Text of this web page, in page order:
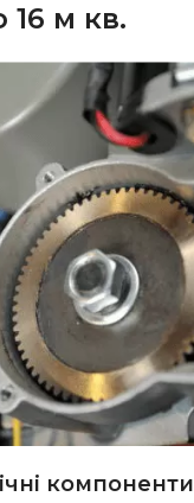
м кв.
компоненти